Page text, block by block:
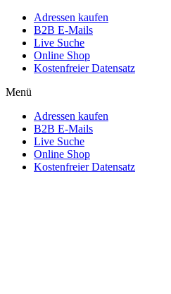
Adressen kaufen
B2B E-Mails
Live Suche
Online Shop
Kostenfreier Datensatz
Menü
Adressen kaufen
B2B E-Mails
Live Suche
Online Shop
Kostenfreier Datensatz